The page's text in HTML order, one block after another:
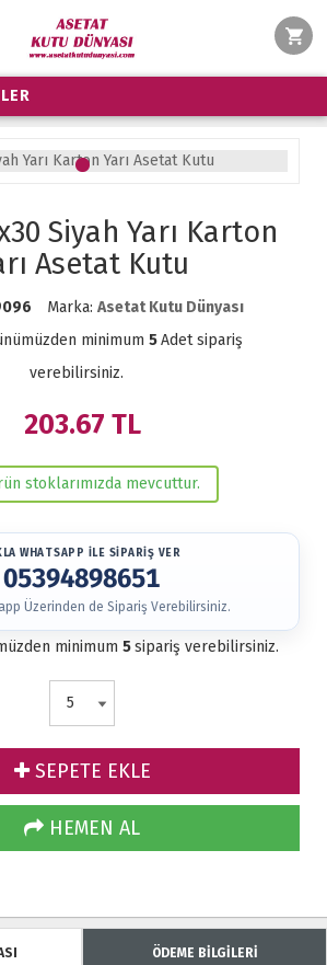
Siyah Yarı Karton
Asetat Kutu
Marka: Asetat Kutu Dünyası
minimum 5Adet sipariş
verebilirsiniz.
203.67 TL
stoklarımızda mevcuttur.
WHATSAPP İLE SİPARİŞ VER
05394898651
Üzerinden de Sipariş Verebilirsiniz.
minimum 5sipariş verebilirsiniz.
SEPETE EKLE
HEMEN AL
ÖDEME BİLGİLERİ